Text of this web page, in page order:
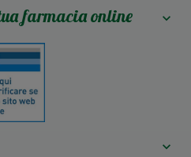
farmacia online 
